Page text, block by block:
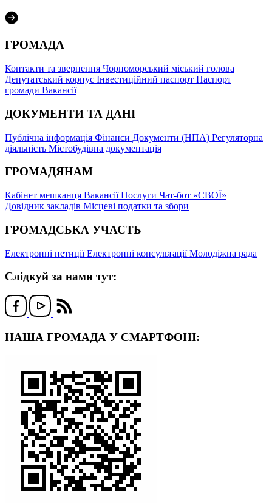
ГРОМАДА
Контакти та звернення Чорноморський міський голова
Депутатський корпус Інвестиційний паспорт Паспорт
громади Вакансії
ДОКУМЕНТИ ТА ДАНІ
Публічна інформація Фінанси Документи (НПА) Регуляторна
діяльність Містобудівна документація
ГРОМАДЯНАМ
Кабінет мешканця ВакансіїПослуги Чат-бот «СВОЇ»
Довідник закладів Місцеві податки та збори
ГРОМАДСЬКА УЧАСТЬ
Електронні петиціїЕлектронні консультаціїМолодіжна рада
Слідкуй за нами тут:
НАША ГРОМАДА У СМАРТФОНІ: